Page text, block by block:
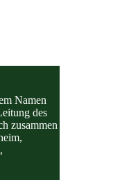
Namen
des
zusammen